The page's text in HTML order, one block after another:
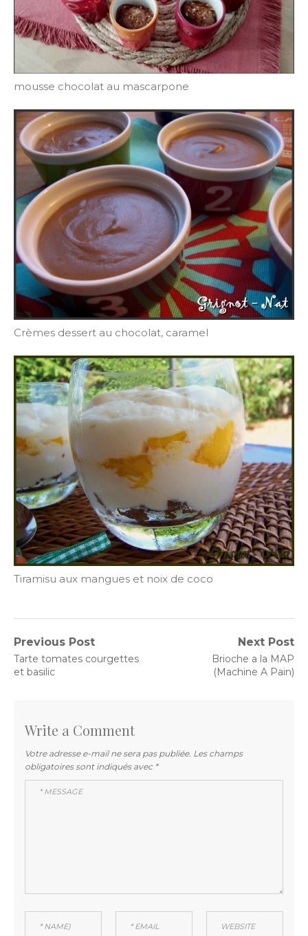
mousse chocolat au mascarpone
Crèmes dessert au chocolat, caramel
Tiramisu aux mangues et noix de coco
Navigation
de
Previous Post
Previous
post:
Tarte tomates courgettes
et basilic
Next Post
Next
post:
Brioche a la MAP
(Machine A Pain)
Write a Comment
Votre adresse e-mail ne sera pas publiée. Les champs
obligatoires sont indiqués avec *